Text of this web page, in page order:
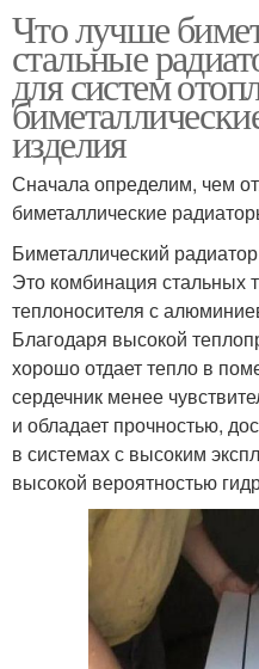
Что лучше
стальные
для систем
изделия
Сначала определим, чем
биметаллические
Биметаллический радиатор
Это комбинация стальных
теплоносителя с
Благодаря высокой
хорошо отдает тепло в
сердечник менее
и обладает прочностью,
в системах с высоким
высокой вероятностью